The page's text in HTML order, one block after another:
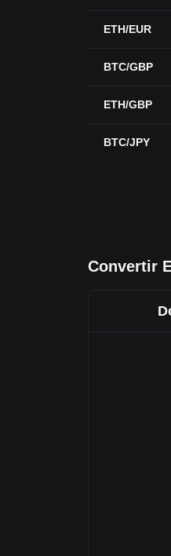
ETH/EUR
BTC/GBP
ETH/GBP
BTC/JPY
Convertir